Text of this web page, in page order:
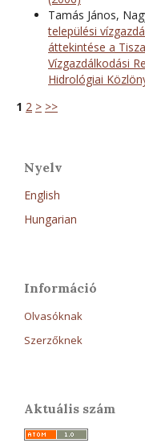
Tamás János,
települési
áttekintése a
Vízgazdálkodási
Hidrológiai
1 2 > >>
Nyelv
English
Hungarian
Információ
Olvasóknak
Szerzőknek
Aktuális szám